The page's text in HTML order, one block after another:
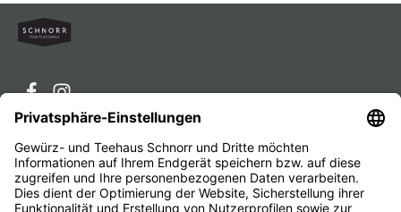
Service-Hotline
Service